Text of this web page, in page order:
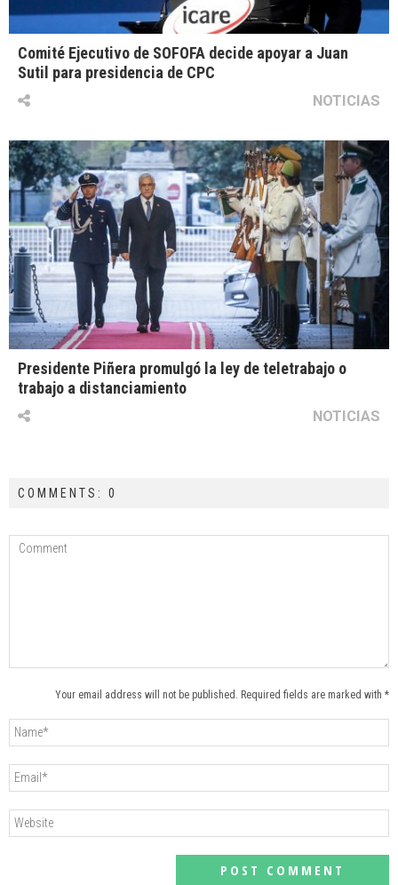
Comité Ejecutivo de SOFOFA decide apoyar a Juan
Sutil para presidencia de CPC
NOTICIAS
Presidente Piñera promulgó la ley de teletrabajo o
trabajo a distanciamiento
NOTICIAS
COMMENTS: 0
Your email address will not be published. Required fields are marked with *